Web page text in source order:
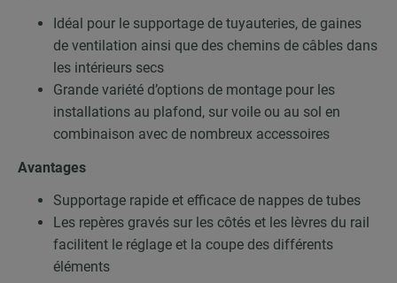
Idéal pour le supportage de tuyauteries, de gaines
de ventilation ainsi que des chemins de câbles dans
les intérieurs secs
Grande variété d’options de montage pour les
installations au plafond, sur voile ou au sol en
combinaison avec de nombreux accessoires
Avantages
Supportage rapide et efficace de nappes de tubes
Les repères gravés sur les côtés et les lèvres du rail
facilitent le réglage et la coupe des différents
éléments